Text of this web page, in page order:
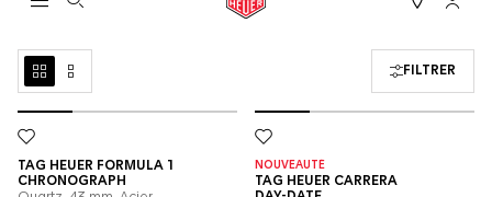
Ouvrir la barre de recherche